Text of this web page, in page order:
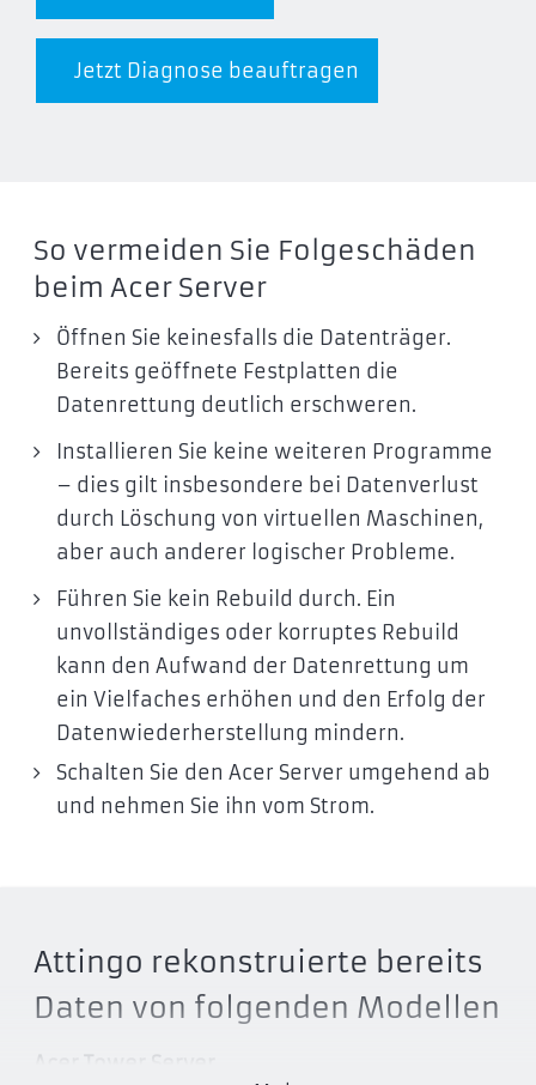
Jetzt Diagnose beauftragen
So vermeiden Sie Folgeschäden
beim Acer Server
Öffnen Sie keinesfalls die Datenträger.
Bereits geöffnete Festplatten die
Datenrettung deutlich erschweren.
Installieren Sie keine weiteren Programme
– dies gilt insbesondere bei Datenverlust
durch Löschung von virtuellen Maschinen,
aber auch anderer logischer Probleme.
Führen Sie kein Rebuild durch. Ein
unvollständiges oder korruptes Rebuild
kann den Aufwand der Datenrettung um
ein Vielfaches erhöhen und den Erfolg der
Datenwiederherstellung mindern.
Schalten Sie den Acer Server umgehend ab
und nehmen Sie ihn vom Strom.
Attingo rekonstruierte bereits
Daten von folgenden Modellen
Acer Tower Server